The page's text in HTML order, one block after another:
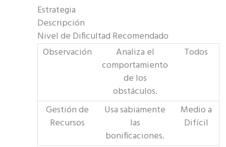
Estrategia
Descripción
Nivel de Dificultad Recomendado
Observación
Analiza el
comportamiento
de los
obstáculos.
Todos
Gestión de
Recursos
Usa sabiamente
las
bonificaciones.
Medio a
Difícil